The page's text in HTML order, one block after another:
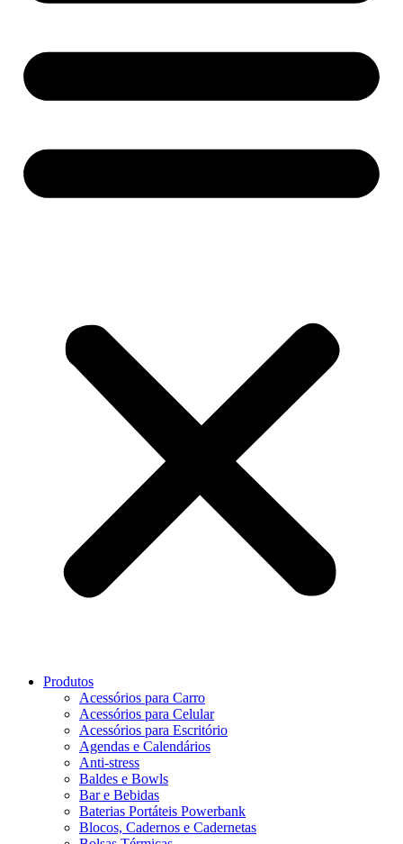
Produtos
Acessórios para Carro
Acessórios para Celular
Acessórios para Escritório
Agendas e Calendários
Anti-stress
Baldes e Bowls
Bar e Bebidas
Baterias Portáteis Powerbank
Blocos, Cadernos e Cadernetas